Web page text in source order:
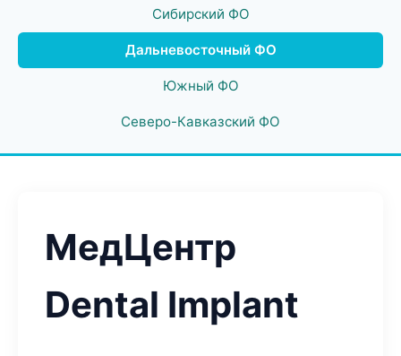
Сибирский ФО
Дальневосточный ФО
Южный ФО
Северо-Кавказский ФО
МедЦентр
Dental Implant